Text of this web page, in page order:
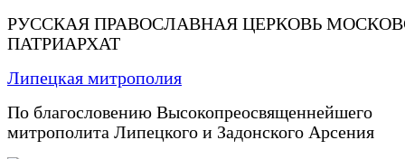
РУССКАЯ ПРАВОСЛАВНАЯ ЦЕРКОВЬ
ПАТРИАРХАТ
Липецкая митрополия
По благословению Высокопреосвященнейшего
митрополита Липецкого и Задонского Арсения